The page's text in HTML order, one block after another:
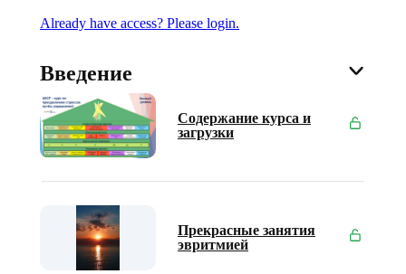
Already have access? Please login.
Введение
Содержание курса и
загрузки
Прекрасные занятия
эвритмией